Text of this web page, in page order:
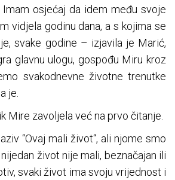
osjećaj da idem među svoje
vidjela godinu dana, a s kojima se
svake godine – izjavila je Marić,
glavnu ulogu, gospođu Miru kroz
svakodnevne životne trenutke
je.
Mire zavoljela već na prvo čitanje.
“Ovaj mali život“, ali njome smo
život nije mali, beznačajan ili
svaki život ima svoju vrijednost i